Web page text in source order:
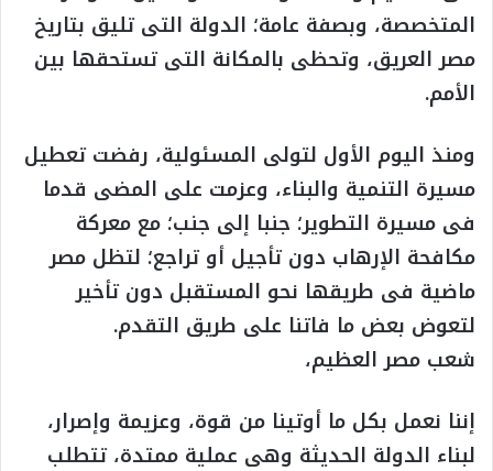
المتخصصة، وبصفة عامة؛ الدولة التى تليق بتاريخ
مصر العريق، وتحظى بالمكانة التى تستحقها بين
الأمم.
ومنذ اليوم الأول لتولى المسئولية، رفضت تعطيل
مسيرة التنمية والبناء، وعزمت على المضى قدما
فى مسيرة التطوير؛ جنبا إلى جنب؛ مع معركة
مكافحة الإرهاب دون تأجيل أو تراجع؛ لتظل مصر
ماضية فى طريقها نحو المستقبل دون تأخير
لتعوض بعض ما فاتنا على طريق التقدم.
شعب مصر العظيم،
إننا نعمل بكل ما أوتينا من قوة، وعزيمة وإصرار،
لبناء الدولة الحديثة وهى عملية ممتدة، تتطلب